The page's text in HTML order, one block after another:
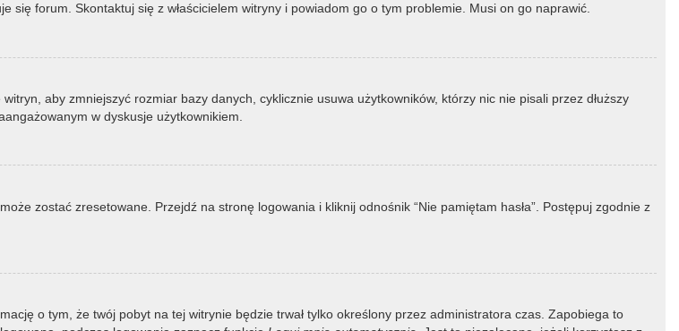
się forum. Skontaktuj się z właścicielem witryny i powiadom go o tym problemie. Musi on go naprawić.
aby zmniejszyć rozmiar bazy danych, cyklicznie usuwa użytkowników, którzy nic nie pisali przez dłuższy
w dyskusje użytkownikiem.
zostać zresetowane. Przejdź na stronę logowania i kliknij odnośnik “Nie pamiętam hasła”. Postępuj zgodnie z
o tym, że twój pobyt na tej witrynie będzie trwał tylko określony przez administratora czas. Zapobiega to